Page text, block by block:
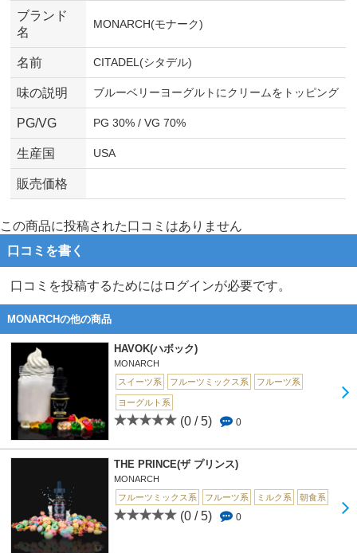
ブランド
名
MONARCH(モナーク)
名前 CITADEL(シタデル)
味の説明 ブルーベリーヨーグルトにクリームをトッピング
PG/VG PG 30% / VG 70%
生産国 USA
販売価格
この商品に投稿された口コミはありません
口コミを書く
口コミを投稿するためにはログインが必要です。
MONARCHの他の商品
HAVOK(ハボック)
MONARCH
スイーツ系
フルーツミックス系 フルーツ系
ヨーグルト系
(0 / 5) 0
THE PRINCE(ザ プリンス)
MONARCH
フルーツミックス系
フルーツ系 ミルク系 朝食系
(0 / 5) 0